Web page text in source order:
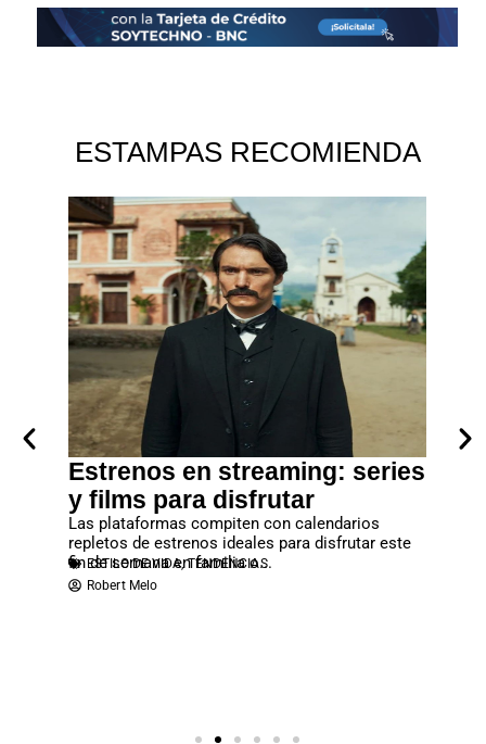
ESTAMPAS RECOMIENDA
Estrenos en streaming: series
y films para disfrutar
Las plataformas compiten con calendarios
repletos de estrenos ideales para disfrutar este
fin de semana en familia o...
ESTILO DE VIDA,TENDENCIAS
Robert Melo